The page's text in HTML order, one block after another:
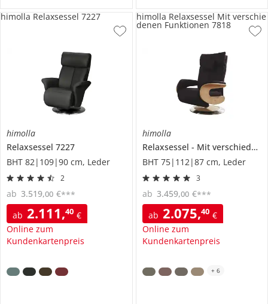
himolla
Relaxsessel 7227
BHT 82|109|90 cm, Leder
2
ab 2.111,40 €
Online zum
Kundenkartenpreis
ab 3.519,00 €***
himolla Relaxsessel 7227
himolla
Relaxsessel
Mit verschiedenen Funktionen
BHT 75|112|87 cm, Leder
3
ab 2.075,40 €
Online zum
Kundenkartenpreis
ab 3.459,00 €***
himolla Relaxsessel Mit verschie
denen Funktionen 7818
+ 6